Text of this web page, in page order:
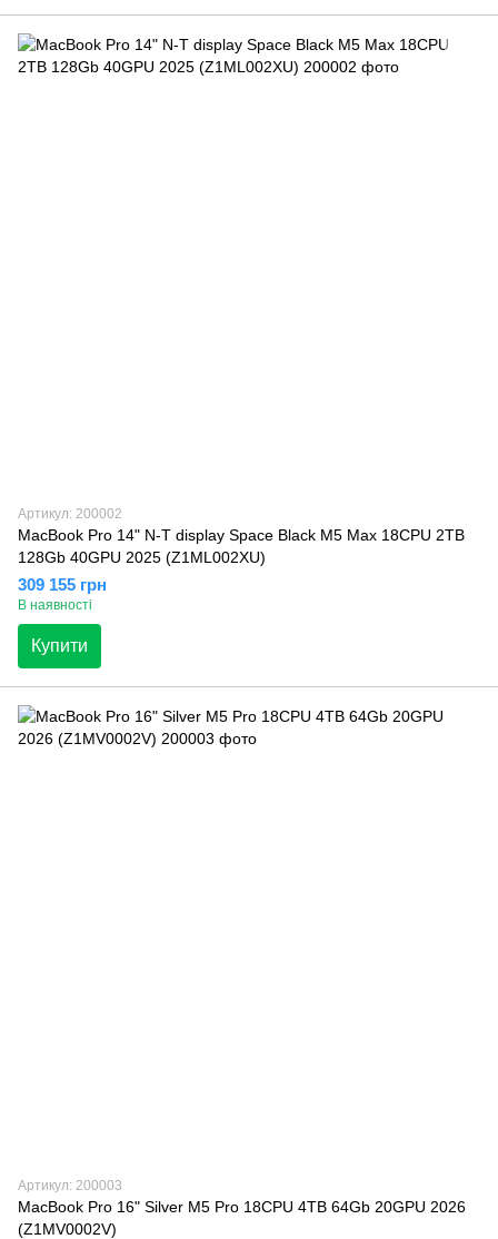
Артикул: 200002
MacBook Pro 14" N-T display Space Black M5 Max 18CPU 2TB
128Gb 40GPU 2025 (Z1ML002XU)
309 155 грн
В наявності
Купити
Артикул: 200003
MacBook Pro 16" Silver M5 Pro 18CPU 4TB 64Gb 20GPU 2026
(Z1MV0002V)